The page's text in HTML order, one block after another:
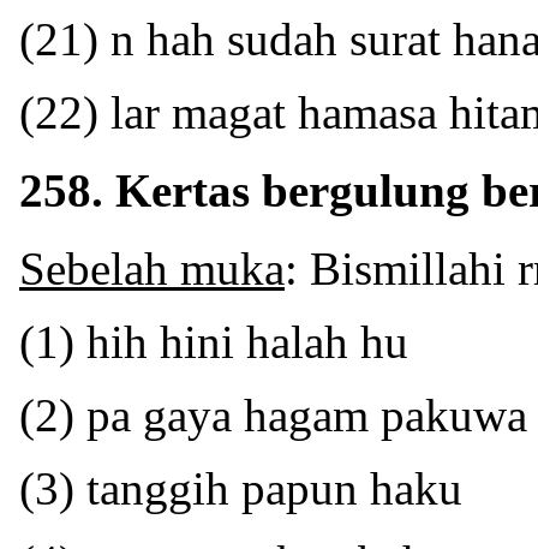
(21) n hah sudah surat
(22) lar magat hamasa
258. Kertas bergulung
Sebelah muka: Bismillahi
(1) hih hini halah hu
(2) pa gaya hagam pakuwa
(3) tanggih papun haku